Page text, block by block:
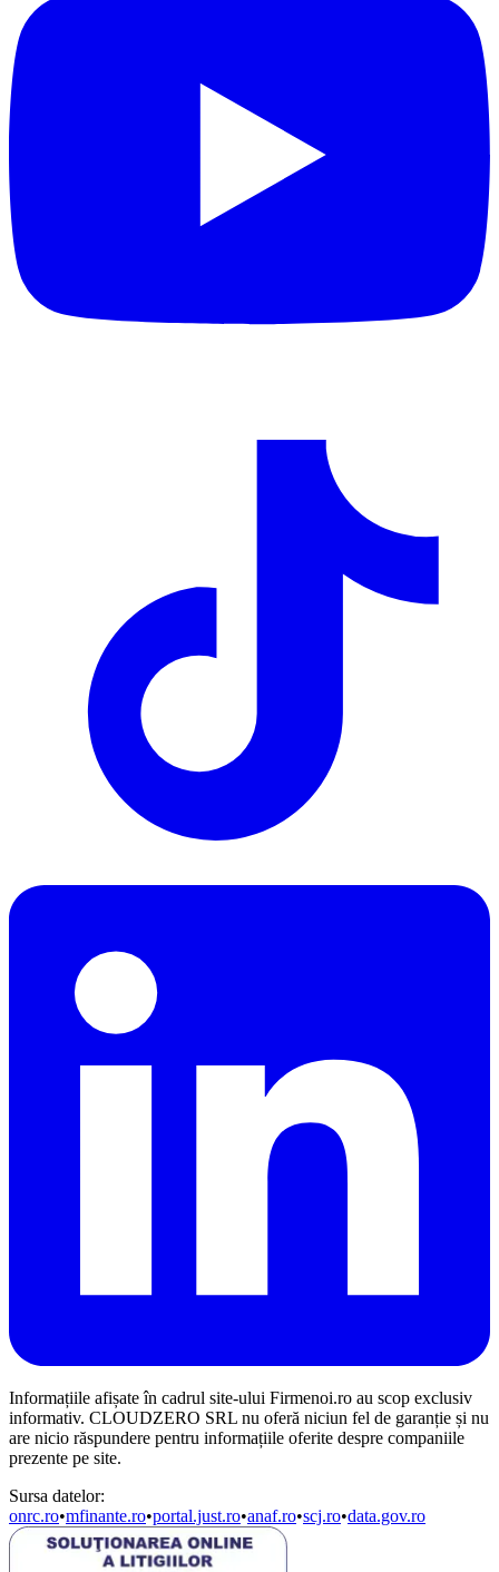
Informațiile afișate în cadrul site-ului Firmenoi.ro au scop exclusiv
informativ. CLOUDZERO SRL nu oferă niciun fel de garanție și nu
are nicio răspundere pentru informațiile oferite despre companiile
prezente pe site.
Sursa datelor:
onrc.ro•mfinante.ro•portal.just.ro•anaf.ro•scj.ro•data.gov.ro